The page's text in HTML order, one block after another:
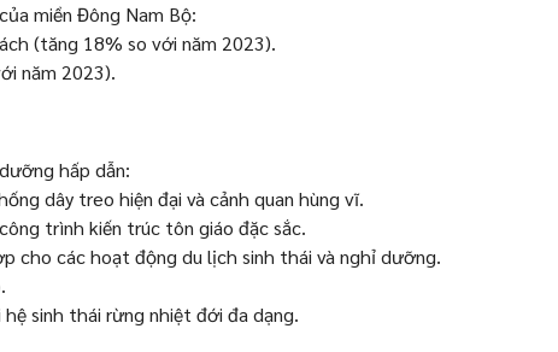
Cửa hàng/ Tiệm/ Shop tại Tây
Cơ sở y tế tại Tây Ninh
Khác tại Tây Ninh
miền Đông Nam Bộ:
(tăng 18% so với năm 2023).
năm 2023).
hấp dẫn:
dây treo hiện đại và cảnh quan hùng vĩ.
trình kiến ​​trúc tôn giáo đặc sắc.
cho các hoạt động du lịch sinh thái và nghỉ dưỡng.
sinh thái rừng nhiệt đới đa dạng.